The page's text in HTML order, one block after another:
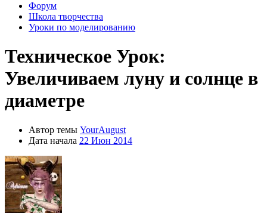
Форум
Школа творчества
Уроки по моделированию
Техническое Урок:
Увеличиваем луну и солнце в
диаметре
Автор темы YourAugust
Дата начала 22 Июн 2014